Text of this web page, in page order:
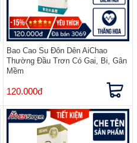
Bao Cao Su Đôn Dên AiChao
Thường Đầu Trơn Có Gai, Bi, Gân
Mềm
120.000đ